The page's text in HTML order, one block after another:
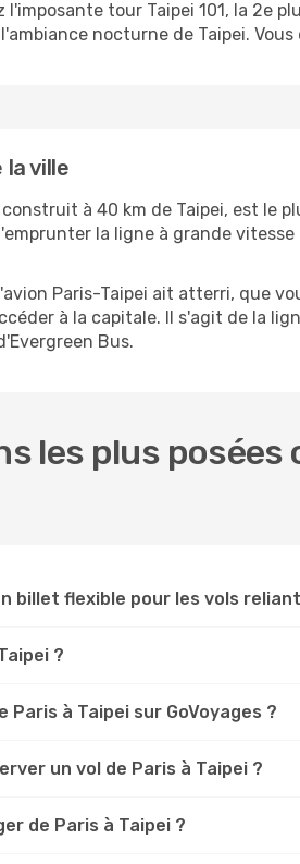
tour Taipei 101, la 2e
nocturne de Taipei. Vous
ville
à 40 km de Taipei, est le
la ligne à grande
Paris-Taipei ait atterri, que
à la capitale. Il s'agit de la
Bus.
les plus
billet flexible pour les vols
?
à Taipei sur GoVoyages ?
un vol de Paris à Taipei ?
de Paris à Taipei ?